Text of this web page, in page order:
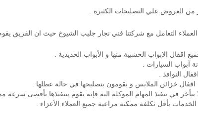
من العروض علي التصليحات الكثيرة .
التعامل مع شركتنا فني نجار جليب الشيوخ حيث ان الفريق
اقفال الابواب الخشبية منها و الأبواب الحديدية .
أبواب السيارات .
النوافذ .
خزائن الملابس و يقومون بتصليحها في حالة عطلها .
في تنفيذ المهام الموكلة اليه فإنه يقوم بتنفيذها بأقصى سرعة
بأقل تكلفة ممكنة مراعية جميع العملاء الأعزاء .